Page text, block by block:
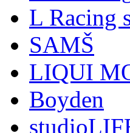
L Racing
SAMŠ
LIQUI
Boyden